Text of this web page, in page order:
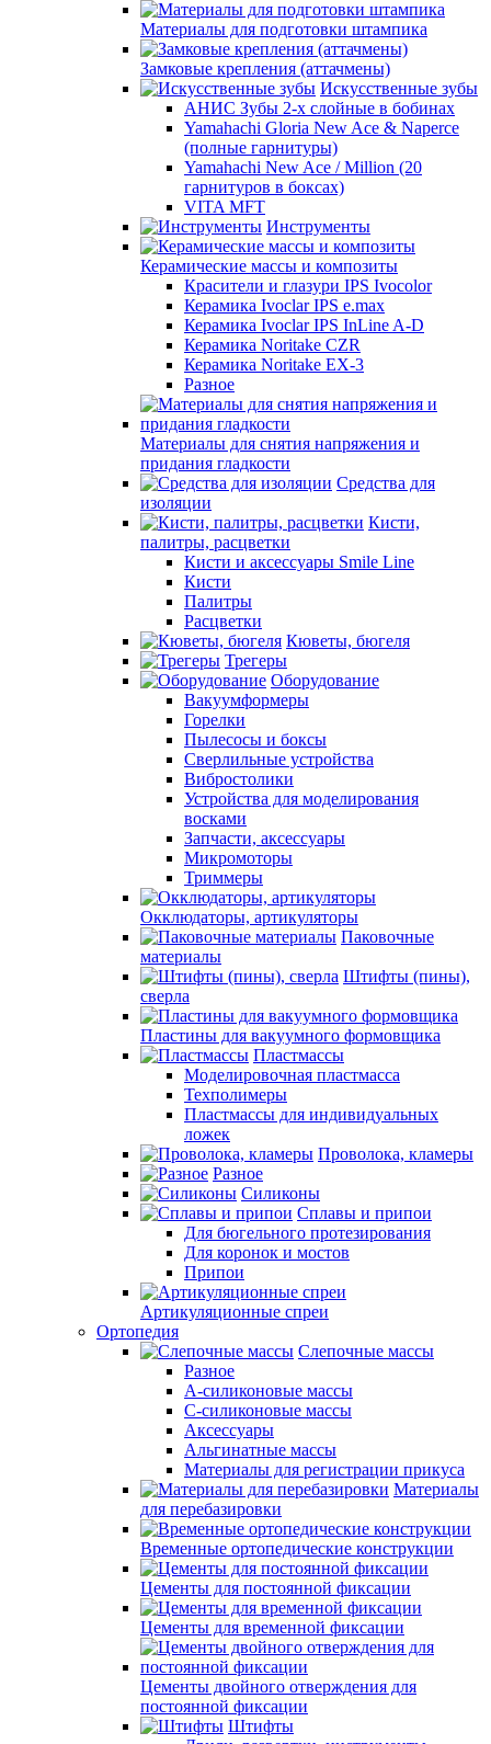
Материалы для подготовки штампика
Замковые крепления (аттачмены)
Искусственные зубы
АНИС Зубы 2-х слойные в бобинах
Yamahachi Gloria New Ace & Naperce
(полные гарнитуры)
Yamahachi New Ace / Million (20
гарнитуров в боксах)
VITA MFT
Инструменты
Керамические массы и композиты
Красители и глазури IPS Ivocolor
Керамика Ivoclar IPS e.max
Керамика Ivoclar IPS InLine A-D
Керамика Noritake CZR
Керамика Noritake EX-3
Разное
Материалы для снятия напряжения и
придания гладкости
Средства для
изоляции
Кисти,
палитры, расцветки
Кисти и аксессуары Smile Line
Кисти
Палитры
Расцветки
Кюветы, бюгеля
Трегеры
Оборудование
Вакуумформеры
Горелки
Пылесосы и боксы
Сверлильные устройства
Вибростолики
Устройства для моделирования
восками
Запчасти, аксессуары
Микромоторы
Триммеры
Окклюдаторы, артикуляторы
Паковочные
материалы
Штифты (пины),
сверла
Пластины для вакуумного формовщика
Пластмассы
Моделировочная пластмасса
Техполимеры
Пластмассы для индивидуальных
ложек
Проволока, кламеры
Разное
Силиконы
Сплавы и припои
Для бюгельного протезирования
Для коронок и мостов
Припои
Артикуляционные спреи
Ортопедия
Слепочные массы
Разное
А-силиконовые массы
С-силиконовые массы
Аксессуары
Альгинатные массы
Материалы для регистрации прикуса
Материалы
для перебазировки
Временные ортопедические конструкции
Цементы для постоянной фиксации
Цементы для временной фиксации
Цементы двойного отверждения для
постоянной фиксации
Штифты